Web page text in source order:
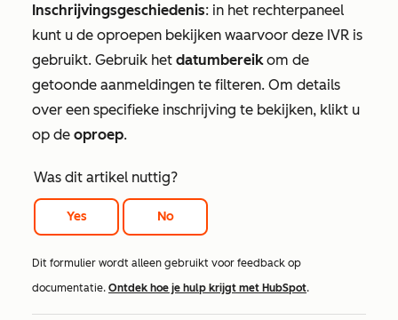
Inschrijvingsgeschiedenis: in het rechterpaneel
kunt u de oproepen bekijken waarvoor deze IVR is
gebruikt. Gebruik het datumbereikom de
getoonde aanmeldingen te filteren. Om details
over een specifieke inschrijving te bekijken, klikt u
op de oproep.
Was dit artikel nuttig?
Yes No
Dit formulier wordt alleen gebruikt voor feedback op
documentatie. Ontdek hoe je hulp krijgt met HubSpot.